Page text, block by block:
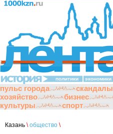
политики экономики
пульс города скандалы
хозяйство
бизнес
культуры
спорт
Казань \ общество \